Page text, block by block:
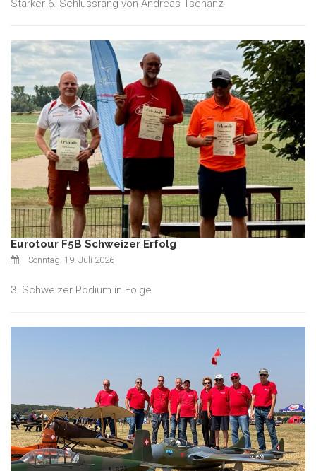
Starker 6. Schlussrang von Andreas Tschanz
Eurotour F5B Schweizer Erfolg
Sonntag, 19. Juli 2026
3. Schweizer Podium in Folge